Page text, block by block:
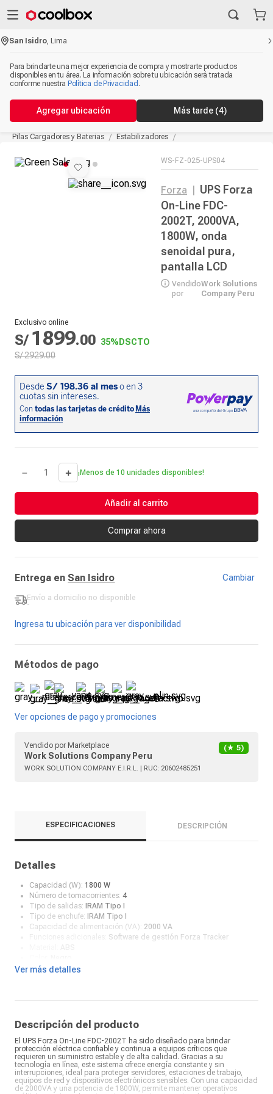
San Isidro ,Lima
Para brindarte una mejor experiencia de compra y mostrarte productos
disponibles en tu área. La información sobre tu ubicación será tratada
conforme nuestra Política de Privacidad .
Agregar ubicación Más tarde (4)
Pilas Cargadores y Baterias Estabilizadores
WS-FZ-025-UPS04
Forza
UPS Forza
On-Line FDC-
2002T, 2000VA,
1800W, onda
senoidal pura,
pantalla LCD
Vendido
por
Work Solutions
Company Peru
Exclusivo online
S/ 1899.00 35% DSCTO
S/2929.00
＋
－ ¡Menos de 10 unidades disponibles!
Añadir al carrito
Comprar ahora
Entrega en San Isidro Cambiar
Envío a domicilio no disponible
-
Ingresa tu ubicación para ver disponibilidad
Métodos de pago
Ver opciones de pago y promociones
Vendido por Marketplace
Work Solutions Company Peru
(★ 5)
WORK SOLUTION COMPANY E.I.R.L. | RUC: 20602485251
ESPECIFICACIONES DESCRIPCIÓN
Detalles
Capacidad (W): 1800 W
Número de tomacorrientes: 4
Tipo de salidas:
IRAM Tipo I
Tipo de enchufe:
IRAM Tipo I
Capacidad de alimentación (VA): 2000 VA
Software de gestión Forza Tracker
¿Qué incluye en la caja?:
Ver más detalles
Descripción del producto
El UPS Forza On-Line FDC-2002T ha sido diseñado para brindar
protección eléctrica confiable y continua a equipos críticos que
requieren un suministro estable y de alta calidad. Gracias a su
tecnología en línea, este sistema ofrece energía constante y sin
interrupciones, ideal para proteger servidores, estaciones de trabajo,
equipos de red y dispositivos electrónicos sensibles. Con una capacidad
de 2000VA y una potencia de 1800W, permite mantener operativos